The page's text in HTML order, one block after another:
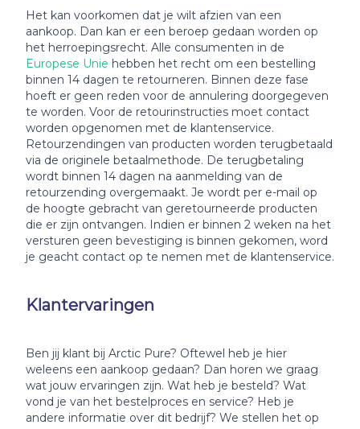
Het kan voorkomen dat je wilt afzien van een
aankoop. Dan kan er een beroep gedaan worden op
het herroepingsrecht. Alle consumenten in de
Europese Unie hebben het recht om een bestelling
binnen 14 dagen te retourneren. Binnen deze fase
hoeft er geen reden voor de annulering doorgegeven
te worden. Voor de retourinstructies moet contact
worden opgenomen met de klantenservice.
Retourzendingen van producten worden terugbetaald
via de originele betaalmethode. De terugbetaling
wordt binnen 14 dagen na aanmelding van de
retourzending overgemaakt. Je wordt per e-mail op
de hoogte gebracht van geretourneerde producten
die er zijn ontvangen. Indien er binnen 2 weken na het
versturen geen bevestiging is binnen gekomen, word
je geacht contact op te nemen met de klantenservice.
Klantervaringen
Ben jij klant bij Arctic Pure? Oftewel heb je hier
weleens een aankoop gedaan? Dan horen we graag
wat jouw ervaringen zijn. Wat heb je besteld? Wat
vond je van het bestelproces en service? Heb je
andere informatie over dit bedrijf? We stellen het op